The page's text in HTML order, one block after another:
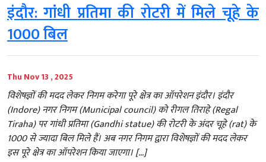
इंदौर: गांधी प्रतिमा की रोटरी में मिले चूहे के
1000 बिल
Thu Nov 13 , 2025
विशेषज्ञों की मदद लेकर निगम करेगा पूरे क्षेत्र का ऑपरेशन इंदौर। इंदौर
(Indore) नगर निगम (Municipal council) को रीगल तिराहे (Regal
Tiraha) पर गांधी प्रतिमा (Gandhi statue) की रोटरी के अंदर चूहे (rat) के
1000 से ज्यादा बिल मिले हैं। अब नगर निगम द्वारा विशेषज्ञों की मदद लेकर
इस पूरे क्षेत्र का ऑपरेशन किया जाएगा। […]